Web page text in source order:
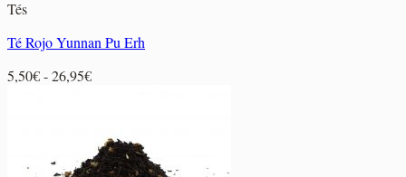
Tés
Té Rojo Yunnan Pu Erh
5,50€-26,95€Rango
5,50€
hasta